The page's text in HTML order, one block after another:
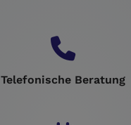
Telefonische Beratung